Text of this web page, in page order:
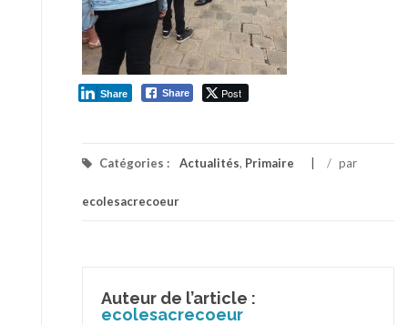
Share Post
Share
Catégories : Actualités, Primaire / par
ecolesacrecoeur
Auteur de l’article :
ecolesacrecoeur